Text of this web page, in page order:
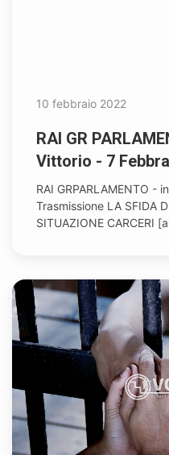
10 febbraio 2022
RAI GR
Vittorio - 7
RAI GRPARLAMENTO -
Trasmissione LA SFIDA
SITUAZIONE CARCERI